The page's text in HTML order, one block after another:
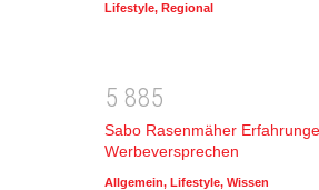
Lifestyle, Regional
5 885
Sabo Rasenmäher
Werbeversprechen
Allgemein, Lifestyle, Wissen